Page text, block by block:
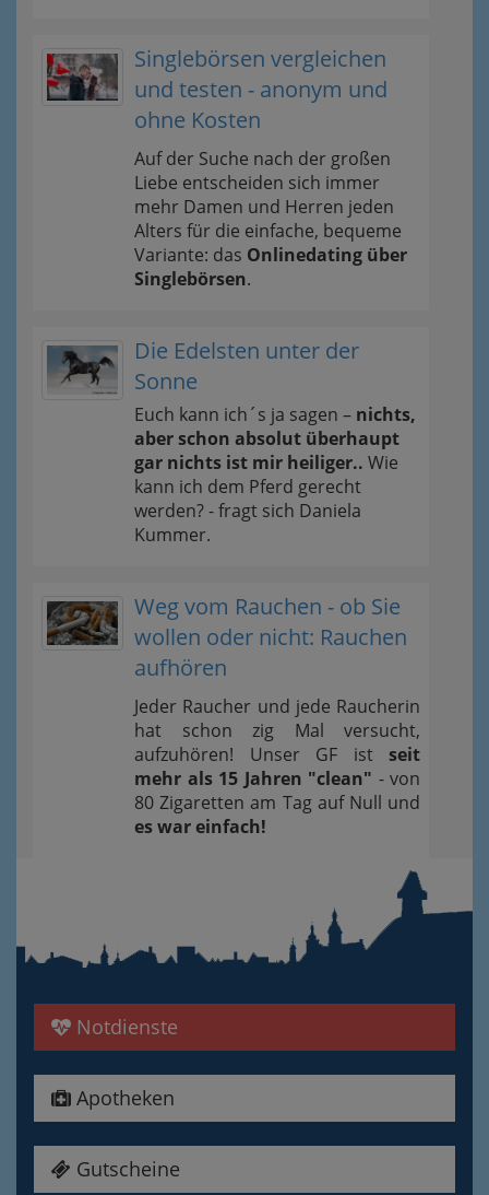
Singlebörsen vergleichen
und testen - anonym und
ohne Kosten
Auf der Suche nach der großen
Liebe entscheiden sich immer
mehr Damen und Herren jeden
Alters für die einfache, bequeme
Variante: das Onlinedating über
Singlebörsen.
Die Edelsten unter der
Sonne
Euch kann ich´s ja sagen – nichts,
aber schon absolut überhaupt
gar nichts ist mir heiliger.. Wie
kann ich dem Pferd gerecht
werden? - fragt sich Daniela
Kummer.
Weg vom Rauchen - ob Sie
wollen oder nicht: Rauchen
aufhören
Jeder Raucher und jede Raucherin
hat schon zig Mal versucht,
aufzuhören! Unser GF ist seit
mehr als 15 Jahren "clean" - von
80 Zigaretten am Tag auf Null und
es war einfach!
Notdienste
Apotheken
Gutscheine